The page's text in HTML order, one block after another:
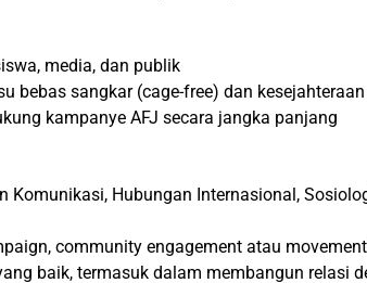
media, dan publik
bebas sangkar (cage-free) dan
kampanye AFJ secara jangka panjang
Hubungan Internasional,
community engagement atau
baik, termasuk dalam membangun relasi